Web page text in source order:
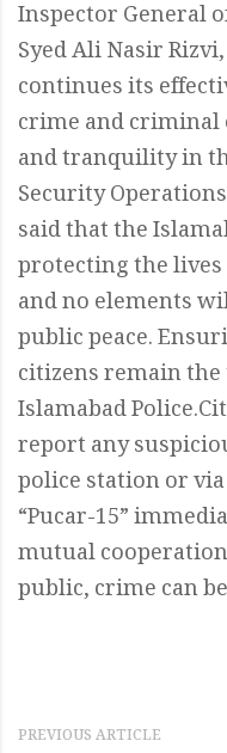
Inspector General
Syed Ali Nasir
continues its
crime and criminal
and tranquility in
Security
said that the
protecting the
and no elements
public peace.
citizens remain
Islamabad
report any
police station or
“Pucar-15”
mutual
public, crime can
PREVIOUS ARTICLE